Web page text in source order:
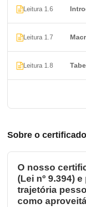
Leitura 1.6
Leitura 1.7
Leitura 1.8
Sobre o certificado
O nosso
(Lei nº 9.394)
trajetória
como